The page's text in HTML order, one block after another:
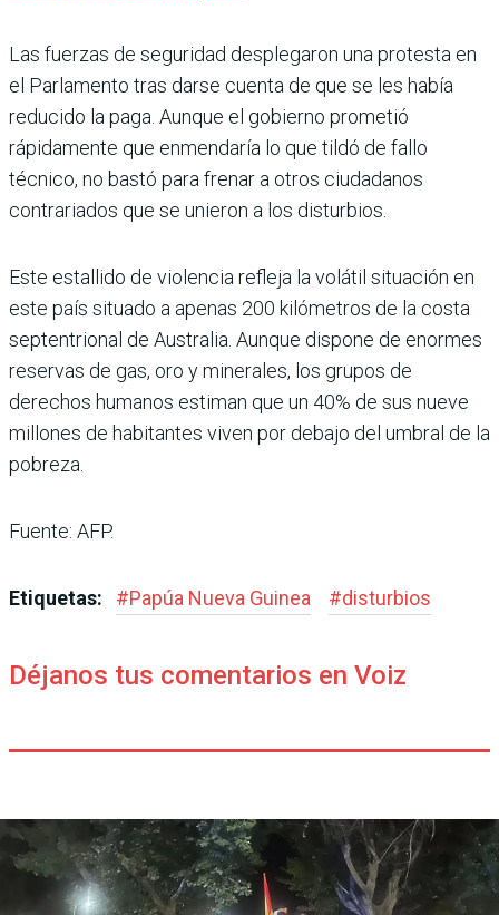
Las fuerzas de seguridad desplegaron una protesta en
el Parlamento tras darse cuenta de que se les había
reducido la paga. Aunque el gobierno prometió
rápidamente que enmendaría lo que tildó de fallo
técnico, no bastó para frenar a otros ciudadanos
contrariados que se unieron a los disturbios.
Este estallido de violencia refleja la volátil situación en
este país situado a apenas 200 kilómetros de la costa
septentrional de Australia. Aunque dispone de enormes
reservas de gas, oro y minerales, los grupos de
derechos humanos estiman que un 40% de sus nueve
millones de habitantes viven por debajo del umbral de la
pobreza.
Fuente: AFP.
Etiquetas: #Papúa Nueva Guinea #disturbios
Déjanos tus comentarios en Voiz